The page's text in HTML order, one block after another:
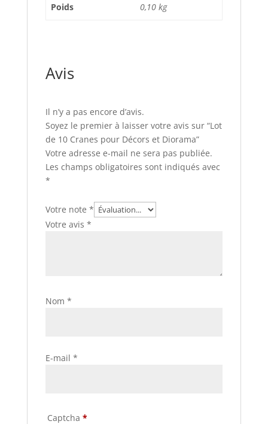
Poids 0,10 kg
Avis
Il n’y a pas encore d’avis.
Soyez le premier à laisser votre avis sur “Lot
de 10 Cranes pour Décors et Diorama”
Votre adresse e-mail ne sera pas publiée.
Les champs obligatoires sont indiqués avec
*
Votre note *
Votre avis *
Nom *
E-mail *
Captcha *